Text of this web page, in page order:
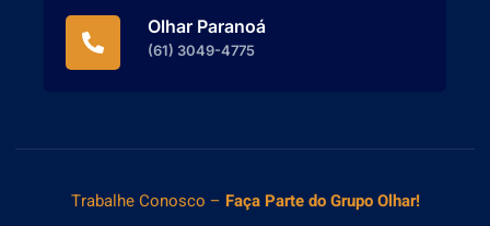
Olhar Paranoá
(61) 3049-4775
Trabalhe Conosco – Faça Parte do Grupo Olhar!